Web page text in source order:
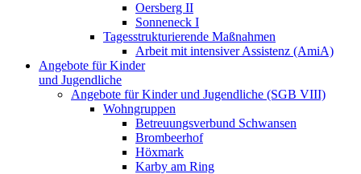
Oersberg II
Sonneneck I
Tagesstrukturierende Maßnahmen
Arbeit mit intensiver Assistenz (AmiA)
Angebote für Kinder
und Jugendliche
Angebote für Kinder und Jugendliche (SGB VIII)
Wohngruppen
Betreuungsverbund Schwansen
Brombeerhof
Höxmark
Karby am Ring